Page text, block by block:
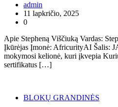
admin
11 lapkričio, 2025
0
Apie Stepheną Viščiuką Vardas:
Įkūrėjas Įmonė: AfricurityAI Šalis:
mokymosi kelionė, kuri įkvepia
sertifikatus […]
BLOKŲ GRANDINĖS